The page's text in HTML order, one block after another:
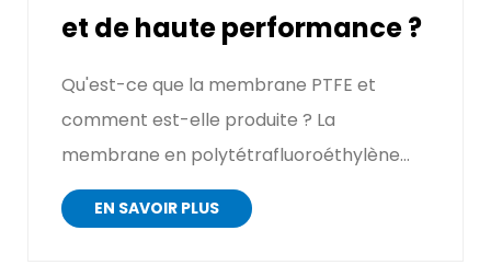
et de haute performance ?
Qu'est-ce que la membrane PTFE et
comment est-elle produite ? La
membrane en polytétrafluoroéthylène
(PTFE) est un film microporeux fabriqu...
EN SAVOIR PLUS